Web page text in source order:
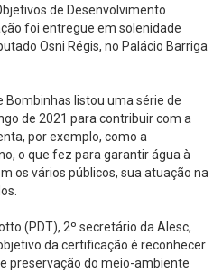
de Desenvolvimento
foi entregue em solenidade
Osni Régis, no Palácio Barriga
Bombinhas listou uma série de
de 2021 para contribuir com a
por exemplo, como a
o que fez para garantir água à
os vários públicos, sua atuação na
(PDT), 2º secretário da Alesc,
da certificação é reconhecer
preservação do meio-ambiente